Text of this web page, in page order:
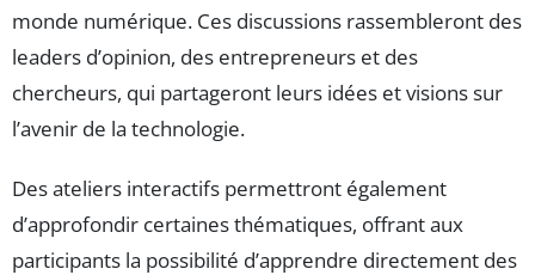
monde numérique. Ces discussions rassembleront des
leaders d’opinion, des entrepreneurs et des
chercheurs, qui partageront leurs idées et visions sur
l’avenir de la technologie.
Des ateliers interactifs permettront également
d’approfondir certaines thématiques, offrant aux
participants la possibilité d’apprendre directement des